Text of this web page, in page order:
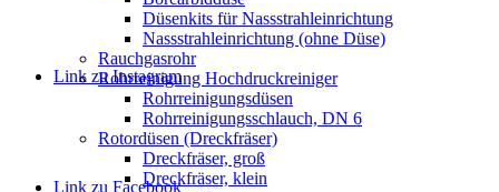
Link zu Instagram
Link zu Facebook
Düsenkits für Nassstrahleinrichtung
Nassstrahleinrichtung (ohne Düse)
Rauchgasrohr
Rohrreinigung Hochdruckreiniger
Rohrreinigungsdüsen
Rohrreinigungsschlauch, DN 6
Rotordüsen (Dreckfräser)
Dreckfräser, groß
Dreckfräser, klein